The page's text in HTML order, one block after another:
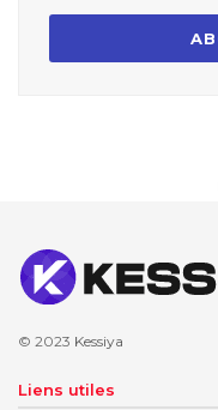
© 2023 Kessiya
Liens utiles